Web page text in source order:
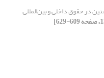
در حقوق داخلی و بین‌المللی